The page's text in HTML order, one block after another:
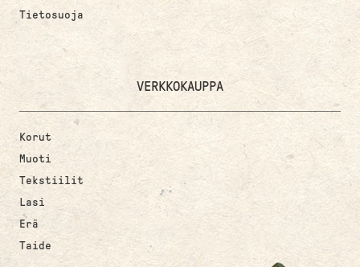
Tietosuoja
VERKKOKAUPPA
Korut
Muoti
Tekstiilit
Lasi
Erä
Taide